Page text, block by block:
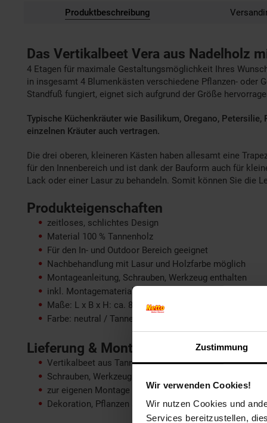
Zustimmung
Wir verwenden Cookies!
Wir nutzen Cookies und
Services bereitzustellen,
Produktbeschreibung
Das Vertikalbeet Vera aus Nadelholz
4 Etagen für maximale Gestaltungsmöglichkeit Ihres
in insgesamt 4 Blumenkästen verschiedene Pflanzen- oder
Standfuß fungiert, eignet sich aufgrund der Größe
Typische Küchenkräuter wie Basilikum, Oregano,
einzelnen Kräuter auch vertragen.
Die drei oberen, kleineren Kästen haben allesamt eine
für den Innenbereich und ist dank der Bauform auch für
Lack oder einer Lasur zu behandeln. Somit können Sie die
Produkteigenschaften
zeitloses, schlichtes Design
Material 100 % Tannenholz
Für den In- und Outdoor Bereich geeignet
Nachbehandlung mit Lasur und Holzfarbe möglich
Montageanleitung, Schrauben, Werkzeug enthalten
inkl. Montagematerial und Aufbauanleitung
Maße: L x B x H: ca. 850 x 450 x 1400 mm
Farbe: neutral / Tannenholz unbehandelt
Lieferung & Montage
Vertikalbeet aus Tannenholz
Schrauben, Werkzeug und eine bebilderte Anleitung
zur eigenen Montage
Dekoration, Pflanzen sind nicht enthalten